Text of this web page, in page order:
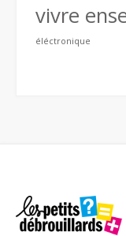
vivre
éléctronique